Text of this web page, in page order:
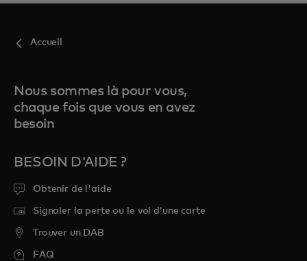
Accueil
Nous sommes là pour vous,
chaque fois que vous en avez
besoin
BESOIN D'AIDE ?
Obtenir de l'aide
Signaler la perte ou le vol d’une carte
Trouver un DAB
FAQ